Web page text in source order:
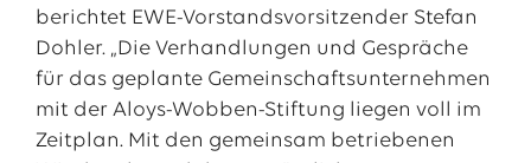
berichtet EWE-Vorstandsvorsitzender Stefan
Dohler. „Die Verhandlungen und Gespräche
für das geplante Gemeinschaftsunternehmen
mit der Aloys-Wobben-Stiftung liegen voll im
Zeitplan. Mit den gemeinsam betriebenen